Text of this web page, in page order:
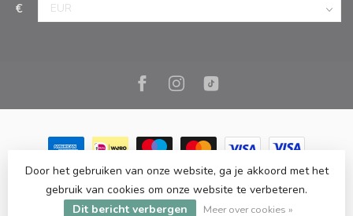
€
© Copyright 2026 Marc Cook & Home | Webshop | Fysieke
kookwinkel in Elst |- Powered byLightspeed-Lightspeed design
byDyvelopment
Door het gebruiken van onze website, ga je akkoord met het
gebruik van cookies om onze website te verbeteren.
Dit bericht verbergen
Meer over cookies »